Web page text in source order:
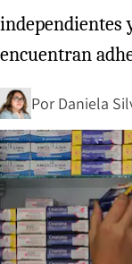
independientes
encuentran
Por Daniela